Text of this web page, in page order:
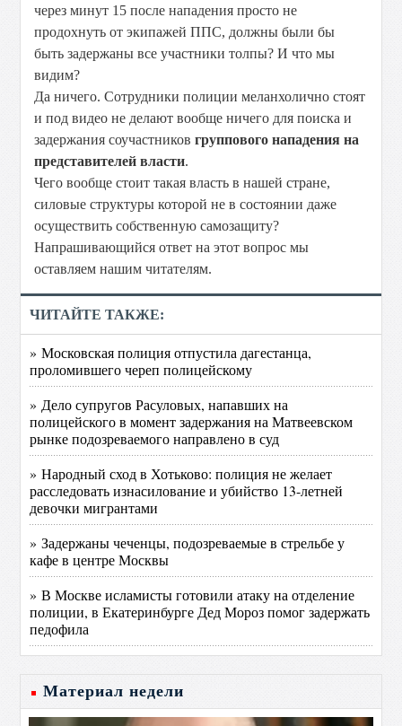
через минут 15 после нападения просто не
продохнуть от экипажей ППС, должны были бы
быть задержаны все участники толпы? И что мы
видим?
Да ничего. Сотрудники полиции меланхолично стоят
и под видео не делают вообще ничего для поиска и
задержания соучастниковгруппового нападения на
представителей власти.
Чего вообще стоит такая власть в нашей стране,
силовые структуры которой не в состоянии даже
осуществить собственную самозащиту?
Напрашивающийся ответ на этот вопрос мы
оставляем нашим читателям.
ЧИТАЙТЕ ТАКЖЕ:
» Московская полиция отпустила дагестанца,
проломившего череп полицейскому
» Дело супругов Расуловых, напавших на
полицейского в момент задержания на Матвеевском
рынке подозреваемого направлено в суд
» Народный сход в Хотьково: полиция не желает
расследовать изнасилование и убийство 13-летней
девочки мигрантами
» Задержаны чеченцы, подозреваемые в стрельбе у
кафе в центре Москвы
» В Москве исламисты готовили атаку на отделение
полиции, в Екатеринбурге Дед Мороз помог задержать
педофила
Материал недели